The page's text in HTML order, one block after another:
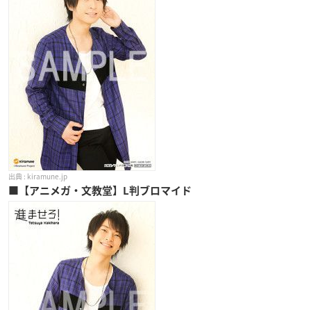
kiramune.jp
■【アニメガ・文教堂】L判ブロマイド